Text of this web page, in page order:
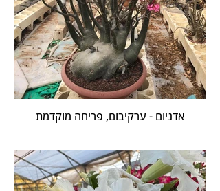
אדניום - ערקיבום, פריחה מוקדמת